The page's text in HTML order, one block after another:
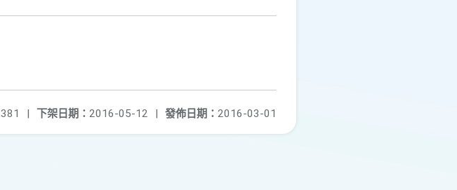
發佈日期： 2016-03-01
下架日期： 2016-05-12 |
381 |